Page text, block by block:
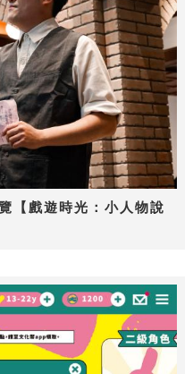
【戲遊時光：小人物說